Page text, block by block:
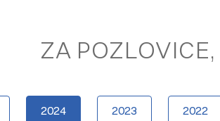
ZA
2024 2023 2022